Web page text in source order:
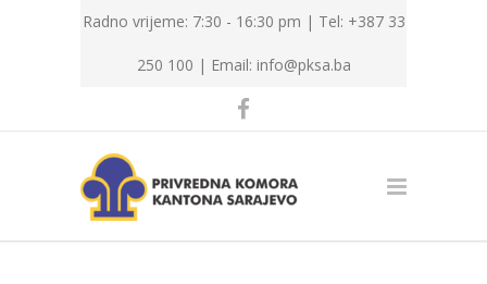
Radno vrijeme: 7:30 - 16:30 pm | Tel: +387 33
250 100 | Email: info@pksa.ba